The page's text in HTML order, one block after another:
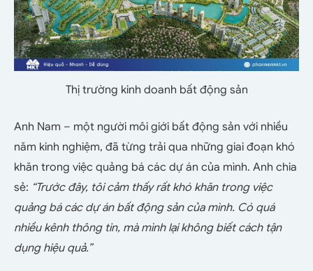
Thị trường kinh doanh bất động sản
Anh Nam – một người môi giới bất động sản với nhiều
năm kinh nghiệm, đã từng trải qua những giai đoạn khó
khăn trong việc quảng bá các dự án của mình. Anh chia
sẻ: “Trước đây, tôi cảm thấy rất khó khăn trong việc
quảng bá các dự án bất động sản của mình. Có quá
nhiều kênh thông tin, mà mình lại không biết cách tận
dụng hiệu quả.”